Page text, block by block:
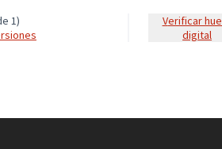
1)
Verificar huella
digital